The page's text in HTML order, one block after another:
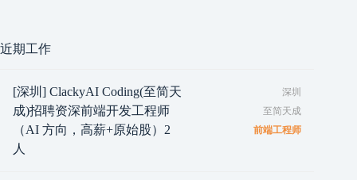
近期工作
[深圳] ClackyAI Coding(至简天
成)招聘资深前端开发工程师
（AI 方向，高薪+原始股）2
人
深圳
至简天成
前端工程师